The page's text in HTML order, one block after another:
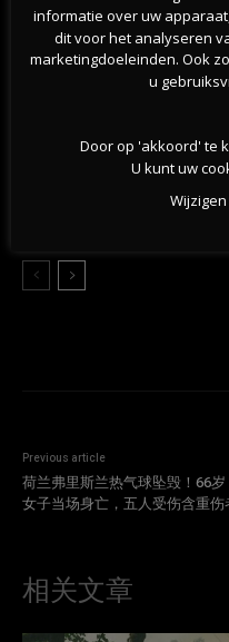
为何荷兰越来越多房屋出现
新版欧元纸币10款候选设计
Previous article
荷兰弗里斯兰热气球坠毁！66岁
女子当场身亡，五人受伤含重伤
相关文章
informatie over uw
dit voor het analyseren
marketingdoeleinden. Ook
u
Door op 'akkoord' te
U kunt uw
Wijzigen